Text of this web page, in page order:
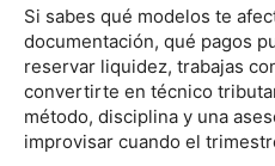
Si sabes qué modelos te
documentación, qué pagos
reservar liquidez, trabajas
convertirte en técnico
método, disciplina y una
improvisar cuando el